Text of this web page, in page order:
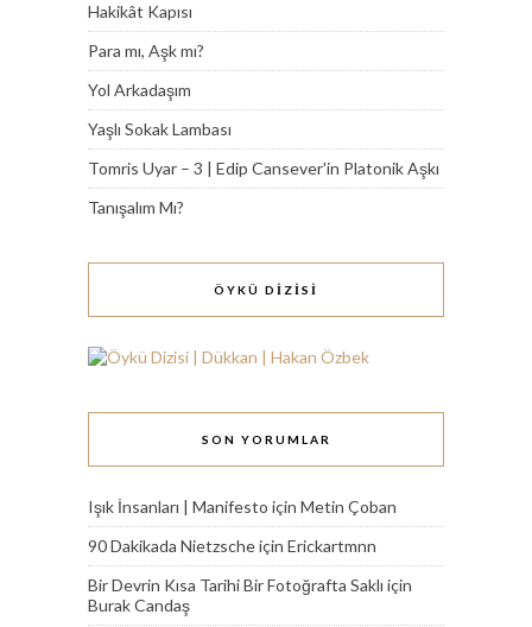
Hakikât Kapısı
Para mı, Aşk mı?
Yol Arkadaşım
Yaşlı Sokak Lambası
Tomris Uyar – 3 | Edip Cansever'in Platonik Aşkı
Tanışalım Mı?
ÖYKÜ DİZİSİ
SON YORUMLAR
Işık İnsanları | Manifesto için Metin Çoban
90 Dakikada Nietzscheiçin Erickartmnn
Bir Devrin Kısa Tarihi Bir Fotoğrafta Saklı için
Burak Candaş